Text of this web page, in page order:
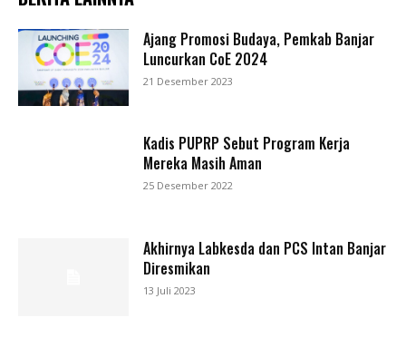
Ajang Promosi Budaya, Pemkab Banjar
Luncurkan CoE 2024
21 Desember 2023
Kadis PUPRP Sebut Program Kerja
Mereka Masih Aman
25 Desember 2022
Akhirnya Labkesda dan PCS Intan Banjar
Diresmikan
13 Juli 2023